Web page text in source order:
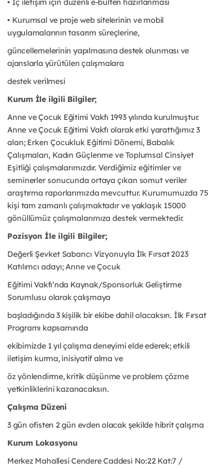
• İç iletişim için düzenli e-bülten hazırlanması
• Kurumsal ve proje web sitelerinin ve mobil
uygulamalarının tasarım süreçlerine,
güncellemelerinin yapılmasına destek olunması ve
ajanslarla yürütülen çalışmalara
destek verilmesi
Kurum İle ilgili Bilgiler;
Anne ve Çocuk Eğitimi Vakfı 1993 yılında kurulmuştur.
Anne ve Çocuk Eğitimi Vakfı olaraketki yarattığımız 3
alan; Erken Çocukluk Eğitimi Dönemi, Babalık
Çalışmaları, Kadın Güçlenmeve Toplumsal Cinsiyet
Eşitliği çalışmalarımızdır. Verdiğimiz eğitimler ve
seminerler sonucunda ortaya çıkan somut veriler
araştırma raporlarımızda mevcuttur. Kurumumuzda 75
kişi tamzamanlı çalışmaktadır ve yaklaşık 15000
gönüllümüz çalışmalarımıza destek vermektedir.
Pozisyon İle ilgili Bilgiler;
Değerli Şevket Sabancı Vizyonuyla İlk Fırsat 2023
Katılımcı adayı; Anne ve Çocuk
Eğitimi Vakfı’nda Kaynak/Sponsorluk Geliştirme
Sorumlusu olarak çalışmaya
başladığında 3 kişilik bir ekibe dahil olacaksın. İlk Fırsat
Programı kapsamında
ekibimizde 1 yıl çalışma deneyimi elde ederek; etkili
iletişim kurma, inisiyatif alma ve
öz yönlendirme, kritik düşünme ve problem çözme
yetkinliklerini kazanacaksın.
Çalışma Düzeni
3 gün ofisten 2 gün evden olacak şekilde hibrit çalışma
Kurum Lokasyonu
Merkez Mahallesi Cendere Caddesi No:22 Kat:7 /